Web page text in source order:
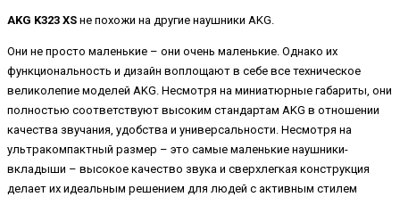
AKG K323 XS не похожи на другие наушники AKG.
Они не просто маленькие – они очень маленькие. Однако их
функциональность и дизайн воплощают в себе все техническое
великолепие моделей AKG. Несмотря на миниатюрные габариты, они
полностью соответствуют высоким стандартам AKG в отношении
качества звучания, удобства и универсальности. Несмотря на
ультракомпактный размер – это самые маленькие наушники-
вкладыши – высокое качество звука и сверхлегкая конструкция
делает их идеальным решением для людей с активным стилем